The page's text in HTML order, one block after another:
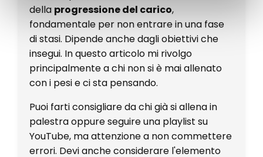
della progressione del carico,
fondamentale per non entrare in una fase
di stasi. Dipende anche dagli obiettivi che
insegui. In questo articolo mi rivolgo
principalmente a chi non si è mai allenato
con i pesi e ci sta pensando.
Puoi farti consigliare da chi già si allena in
palestra oppure seguire una playlist su
YouTube, ma attenzione a non commettere
errori. Devi anche considerare l'elemento